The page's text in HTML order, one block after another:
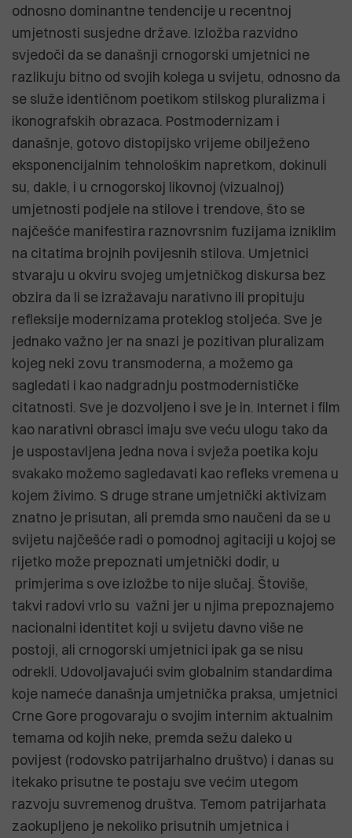
odnosno dominantne tendencije u recentnoj
umjetnosti susjedne države. Izložba razvidno
svjedoči da se današnji crnogorski umjetnici ne
razlikuju bitno od svojih kolega u svijetu, odnosno da
se služe identičnom poetikom stilskog pluralizma i
ikonografskih obrazaca. Postmodernizam i
današnje, gotovo distopijsko vrijeme obilježeno
eksponencijalnim tehnološkim napretkom, dokinuli
su, dakle, i u crnogorskoj likovnoj (vizualnoj)
umjetnosti podjele na stilove i trendove, što se
najčešće manifestira raznovrsnim fuzijama izniklim
na citatima brojnih povijesnih stilova. Umjetnici
stvaraju u okviru svojeg umjetničkog diskursa bez
obzira da li se izražavaju narativno ili propituju
refleksije modernizama proteklog stoljeća. Sve je
jednako važno jer na snazi je pozitivan pluralizam
kojeg neki zovu transmoderna, a možemo ga
sagledati i kao nadgradnju postmodernističke
citatnosti. Sve je dozvoljeno i sve je in. Internet i film
kao narativni obrasci imaju sve veću ulogu tako da
je uspostavljena jedna nova i svježa poetika koju
svakako možemo sagledavati kao refleks vremena u
kojem živimo. S druge strane umjetnički aktivizam
znatno je prisutan, ali premda smo naučeni da se u
svijetu najčešće radi o pomodnoj agitaciji u kojoj se
rijetko može prepoznati umjetnički dodir, u
primjerima s ove izložbe to nije slučaj. Štoviše,
takvi radovi vrlo su važni jer u njima prepoznajemo
nacionalni identitet koji u svijetu davno više ne
postoji, ali crnogorski umjetnici ipak ga se nisu
odrekli. Udovoljavajući svim globalnim standardima
koje nameće današnja umjetnička praksa, umjetnici
Crne Gore progovaraju o svojim internim aktualnim
temama od kojih neke, premda sežu daleko u
povijest (rodovsko patrijarhalno društvo) i danas su
itekako prisutne te postaju sve većim utegom
razvoju suvremenog društva. Temom patrijarhata
zaokupljeno je nekoliko prisutnih umjetnica i